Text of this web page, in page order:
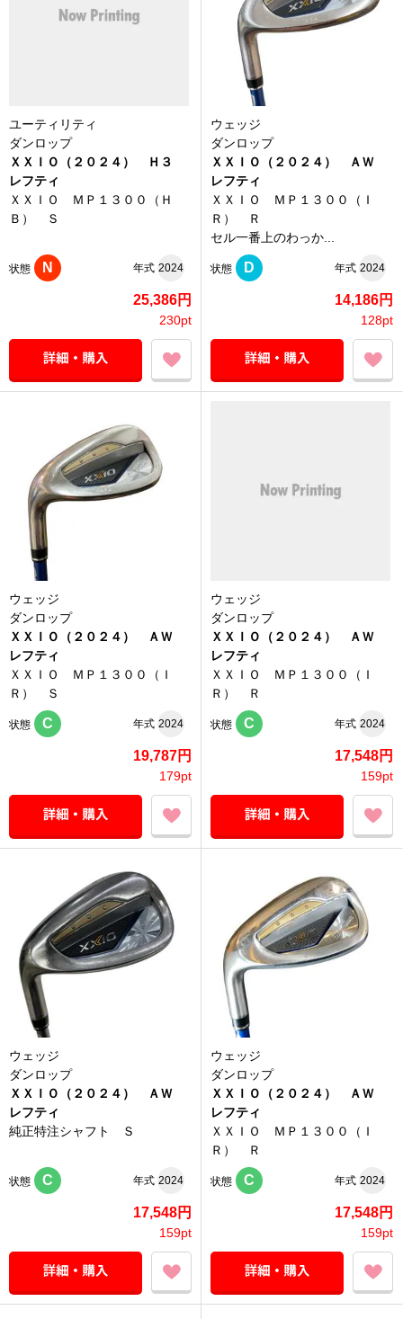
ユーティリティ
ダンロップ
ＸＸＩＯ（２０２４） Ｈ３
レフティ
ＸＸＩＯ ＭＰ１３００（Ｈ
Ｂ） Ｓ
状態 N 年式 2024
25,386円
230pt
ウェッジ
ダンロップ
ＸＸＩＯ（２０２４） ＡＷ
レフティ
ＸＸＩＯ ＭＰ１３００（Ｉ
Ｒ） Ｒ
セル一番上のわっか...
状態 D 年式 2024
14,186円
128pt
ウェッジ
ダンロップ
ＸＸＩＯ（２０２４） ＡＷ
レフティ
ＸＸＩＯ ＭＰ１３００（Ｉ
Ｒ） Ｓ
状態 C 年式 2024
19,787円
179pt
ウェッジ
ダンロップ
ＸＸＩＯ（２０２４） ＡＷ
レフティ
ＸＸＩＯ ＭＰ１３００（Ｉ
Ｒ） Ｒ
状態 C 年式 2024
17,548円
159pt
ウェッジ
ダンロップ
ＸＸＩＯ（２０２４） ＡＷ
レフティ
純正特注シャフト Ｓ
状態 C 年式 2024
17,548円
159pt
ウェッジ
ダンロップ
ＸＸＩＯ（２０２４） ＡＷ
レフティ
ＸＸＩＯ ＭＰ１３００（Ｉ
Ｒ） Ｒ
状態 C 年式 2024
17,548円
159pt